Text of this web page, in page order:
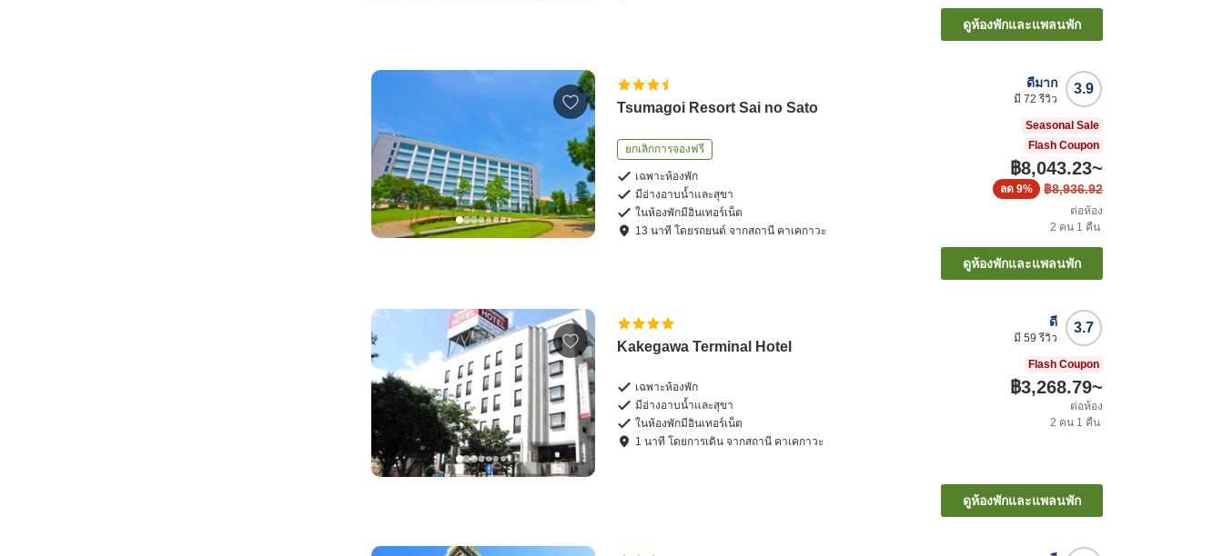
ดูห้องพักและแพลนพัก
Tsumagoi Resort Sai no Sato
ยกเลิกการจองฟรี
เฉพาะห้องพัก
มีอ่างอาบน้ำและสุขา
ในห้องพักมีอินเทอร์เน็ต
13 นาที โดยรถยนต์ จากสถานี คาเคกาวะ
3.9
ดีมาก
มี 72 รีวิว
Seasonal Sale
Flash Coupon
฿8,043.23~
฿8,936.92
ลด 9%
ต่อห้อง
2 คน 1 คืน
ดูห้องพักและแพลนพัก
Kakegawa Terminal Hotel
เฉพาะห้องพัก
มีอ่างอาบน้ำและสุขา
ในห้องพักมีอินเทอร์เน็ต
1 นาที โดยการเดิน จากสถานี คาเคกาวะ
3.7
ดี
มี 59 รีวิว
Flash Coupon
฿3,268.79~
ต่อห้อง
2 คน 1 คืน
ดูห้องพักและแพลนพัก